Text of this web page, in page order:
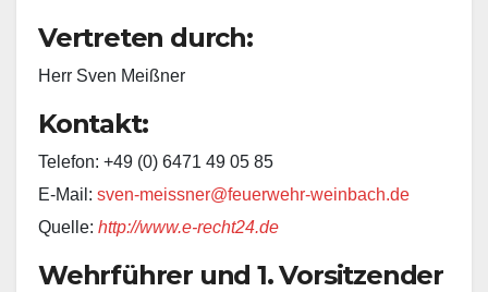
Vertreten durch:
Herr Sven Meißner
Kontakt:
Telefon: +49 (0) 6471 49 05 85
E-Mail: sven-meissner@feuerwehr-weinbach.de
Quelle: http://www.e-recht24.de
Wehrführer und 1. Vorsitzender